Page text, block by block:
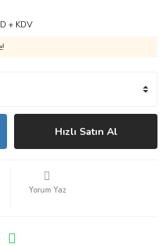
+ KDV
Hızlı Satın Al
Yorum Yaz